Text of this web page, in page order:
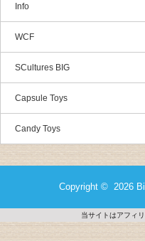
Info
WCF
SCultures BIG
Capsule Toys
Candy Toys
Copyright © 2026
当サイトはアフィ